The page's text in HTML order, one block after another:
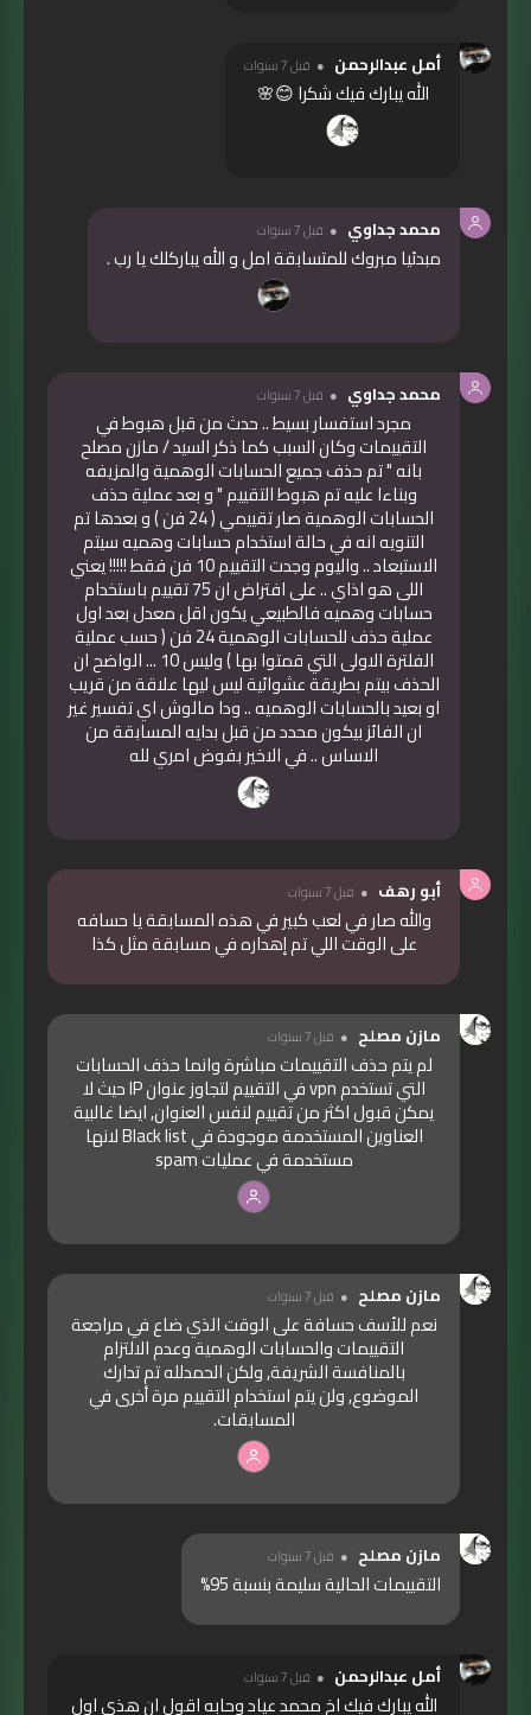
أمل عبدالرحمن قبل 7 سنوات
الله يبارك فيك شكرا 😊🌸
محمد جداوي قبل 7 سنوات
مبدئيا مبروك للمتسابقة امل و الله يباركلك يا رب .
محمد جداوي قبل 7 سنوات
مجرد استفسار بسيط .. حدث من قبل هبوط في
التقييمات وكان السبب كما ذكر السيد / مازن مصلح
بانه " تم حذف جميع الحسابات الوهمية والمزيفه
وبناءا عليه تم هبوط التقييم " و بعد عملية حذف
الحسابات الوهمية صار تقييمي ( 24 فن ) و بعدها تم
التنويه انه في حالة استخدام حسابات وهميه سيتم
الاستبعاد .. واليوم وجدت التقييم 10 فن فقط !!!!! يعني
اللى هو اذاي .. على افتراض ان 75 تقييم باستخدام
حسابات وهميه فالطبيعي يكون اقل معدل بعد اول
عملية حذف للحسابات الوهمية 24 فن ( حسب عملية
الفلترة الاولى التي قمتوا بها ) وليس 10 ... الواضح ان
الحذف بيتم بطريقة عشوائية ليس ليها علاقة من قريب
او بعيد بالحسابات الوهميه .. ودا مالوش اي تفسير غير
ان الفائز بيكون محدد من قبل بدايه المسابقة من
الاساس .. في الاخير بفوض امري لله
أبو رهف قبل 7 سنوات
والله صار في لعب كبير في هذه المسابقة يا حسافه
على الوقت اللي تم إهداره في مسابقة مثل كذا
مازن مصلح قبل 7 سنوات
لم يتم حذف التقييمات مباشرة وانما حذف الحسابات
التي تستخدم vpn في التقييم لتجاوز عنوان IP حيث لا
يمكن قبول اكثر من تقييم لنفس العنوان, ايضا غالبية
العناوين المستخدمة موجودة في Black list لانها
مستخدمة في عمليات spam
مازن مصلح قبل 7 سنوات
نعم للأسف حسافة على الوقت الذي ضاع في مراجعة
التقييمات والحسابات الوهمية وعدم الالتزام
بالمنافسة الشريفة, ولكن الحمدلله تم تدارك
الموضوع, ولن يتم استخدام التقييم مرة أخرى في
المسابقات.
مازن مصلح قبل 7 سنوات
التقييمات الحالية سليمة بنسبة 95%
أمل عبدالرحمن قبل 7 سنوات
الله يبارك فيك اخ محمد عياد وحابه اقول ان هذي اول